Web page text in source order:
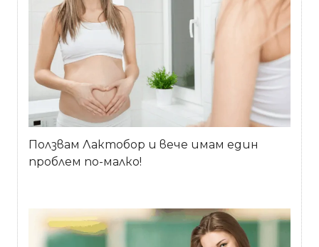
Ползвам Лактобор и вече имам един
проблем по-малко!